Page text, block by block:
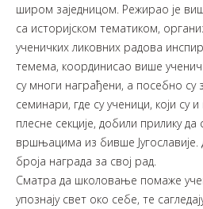
широм заједницом. Режирао је
са историјском тематиком,
ученичких ликовних радова
темема, координисао више
су многи награђени, а посебно
семинари, где су ученици, који су
плесне секције, добили прилику да
вршњацима из бивше Југославије.
броја награда за свој рад.
Сматра да школовање помаже
упознају свет око себе, те